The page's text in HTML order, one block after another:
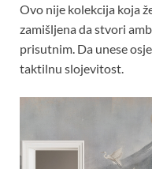
Ovo nije kolekcija koja
zamišljena da stvori
prisutnim. Da unese
taktilnu slojevitost.